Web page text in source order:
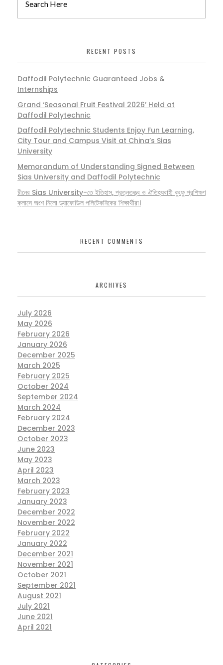
RECENT POSTS
Daffodil Polytechnic Guaranteed Jobs &
Internships
Grand ‘Seasonal Fruit Festival 2026’ Held at
Daffodil Polytechnic
Daffodil Polytechnic Students Enjoy Fun Learning,
City Tour and Campus Visit at China’s Sias
University
Memorandum of Understanding Signed Between
Sias University and Daffodil Polytechnic
চীনের Sias University-তে ইতিহাস, প্রত্নতত্ত্ব ও ঐতিহ্যবাহী কুংফু প্রশিক্ষণ
ক্লাসে অংশ নিলো ড্যাফোডিল পলিটেকনিকের শিক্ষার্থীরা।
RECENT COMMENTS
ARCHIVES
July 2026
May 2026
February 2026
January 2026
December 2025
March 2025
February 2025
October 2024
September 2024
March 2024
February 2024
December 2023
October 2023
June 2023
May 2023
April 2023
March 2023
February 2023
January 2023
December 2022
November 2022
February 2022
January 2022
December 2021
November 2021
October 2021
September 2021
August 2021
July 2021
June 2021
April 2021